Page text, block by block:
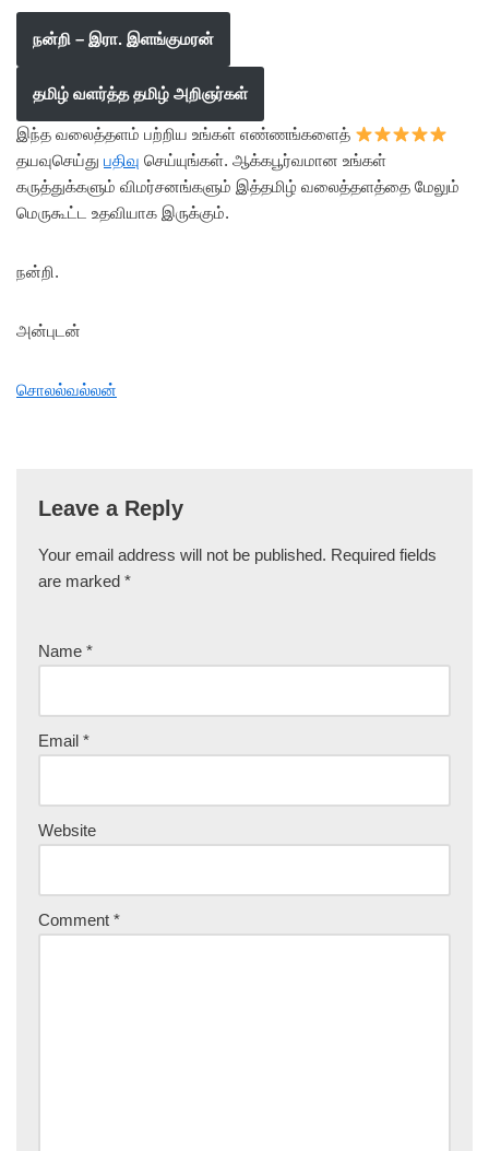
நன்றி – இரா. இளங்குமரன்
தமிழ் வளர்த்த தமிழ் அறிஞர்கள்
இந்த வலைத்தளம் பற்றிய உங்கள் எண்ணங்களைத்
தயவுசெய்து பதிவு செய்யுங்கள். ஆக்கபூர்வமான உங்கள்
கருத்துக்களும் விமர்சனங்களும் இத்தமிழ் வலைத்தளத்தை மேலும்
மெருகூட்ட உதவியாக இருக்கும்.
நன்றி.
அன்புடன்
சொலல்வல்லன்
Leave a Reply
Your email address will not be published. Required fields
are marked *
Name *
Email *
Website
Comment *